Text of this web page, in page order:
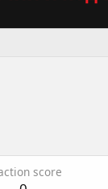
score